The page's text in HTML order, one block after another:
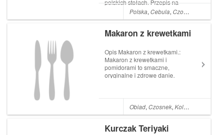
polskich stołach. Przepis na
zupę z soczewicy jest prosty,
a poza tym smakuje
Pamiętaj, że dziecko również
okazu...
Polska,Cebula,Czosnek
Makaron z krewetkami
Opis Makaron z krewetkami.:
Makaron z krewetkami i
pomidorami to smaczne,
oryginalne i zdrowe danie.
owoców morza. Oprócz tego,
że pysznie smakują,
odżywczych, a do tego są...
Obiad,Czosnek,Kolacja
Kurczak Teriyaki